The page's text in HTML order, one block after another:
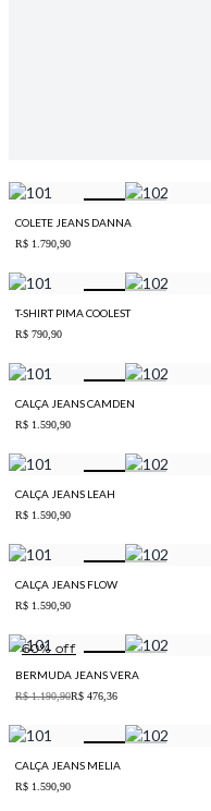
COLETE JEANS DANNA
R$ 1.790,90
T-SHIRT PIMA COOLEST
R$ 790,90
CALÇA JEANS CAMDEN
R$ 1.590,90
CALÇA JEANS LEAH
R$ 1.590,90
CALÇA JEANS FLOW
R$ 1.590,90
60% off
BERMUDA JEANS VERA
R$ 1.190,90R$ 476,36
CALÇA JEANS MELIA
R$ 1.590,90